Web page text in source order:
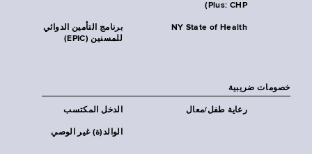
Plus: CHP)
برنامج التأمين الدوائي
للمسنين (EPIC)
NY State of Health
خصومات ضريبية
الدخل المكتسب رعاية طفل/معال
الوالد(ة) غير الوصي